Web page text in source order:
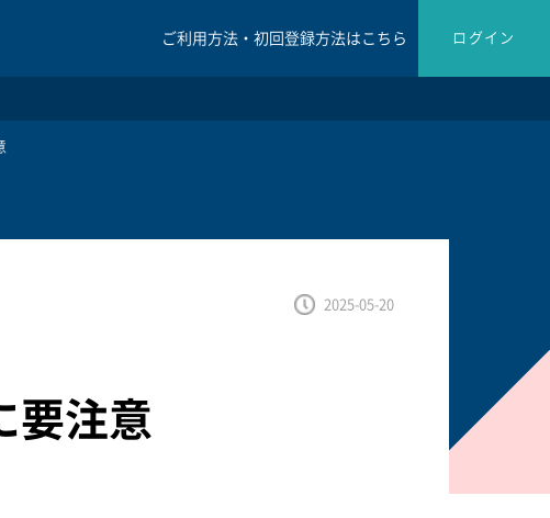
ご利用方法・初回登録方法はこちら ログイン
2025-05-20
要注意